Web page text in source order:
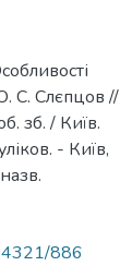
С. Слєпцов //
зб. / Київ.
- Київ,
886